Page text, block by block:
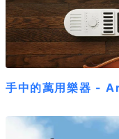
手中的萬用樂器 -